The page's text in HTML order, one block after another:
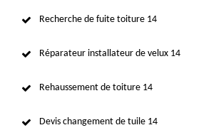
Recherche de fuite toiture 14
Réparateur installateur de velux 14
Rehaussement de toiture 14
Devis changement de tuile 14